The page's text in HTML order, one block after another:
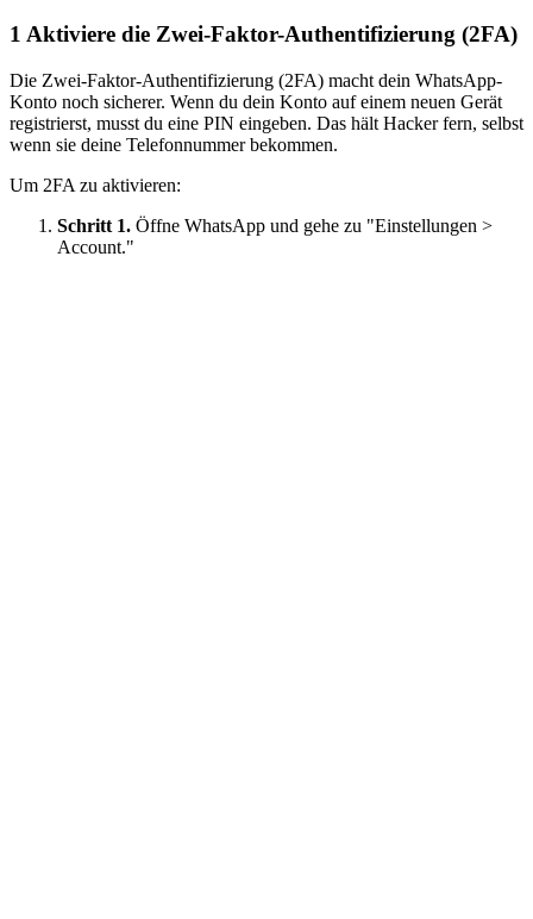
1 Aktiviere die Zwei-Faktor-Authentifizierung (2FA)
Die Zwei-Faktor-Authentifizierung (2FA) macht dein WhatsApp-
Konto noch sicherer. Wenn du dein Konto auf einem neuen Gerät
registrierst, musst du eine PIN eingeben. Das hält Hacker fern, selbst
wenn sie deine Telefonnummer bekommen.
Um 2FA zu aktivieren:
Schritt 1. Öffne WhatsApp und gehe zu "Einstellungen >
Account."